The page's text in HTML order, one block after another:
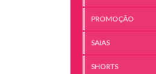
PROMOÇÃO
SAIAS
SHORTS